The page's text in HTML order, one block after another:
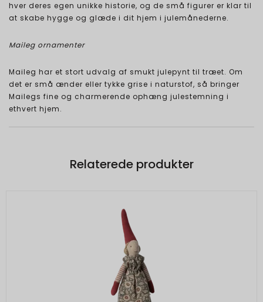
hver deres egen unikke historie, og de små figurer er klar til
at skabe hygge og glæde i dit hjem i julemånederne.
Maileg ornamenter
Maileg har et stort udvalg af smukt julepynt til træet. Om
det er små ænder eller tykke grise i naturstof, så bringer
Mailegs fine og charmerende ophæng julestemning i
ethvert hjem.
Relaterede produkter